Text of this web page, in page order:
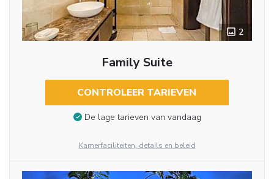
2
Family Suite
CONTROLEER TARIEVEN
De lage tarieven van vandaag
Kamerfaciliteiten, details en beleid